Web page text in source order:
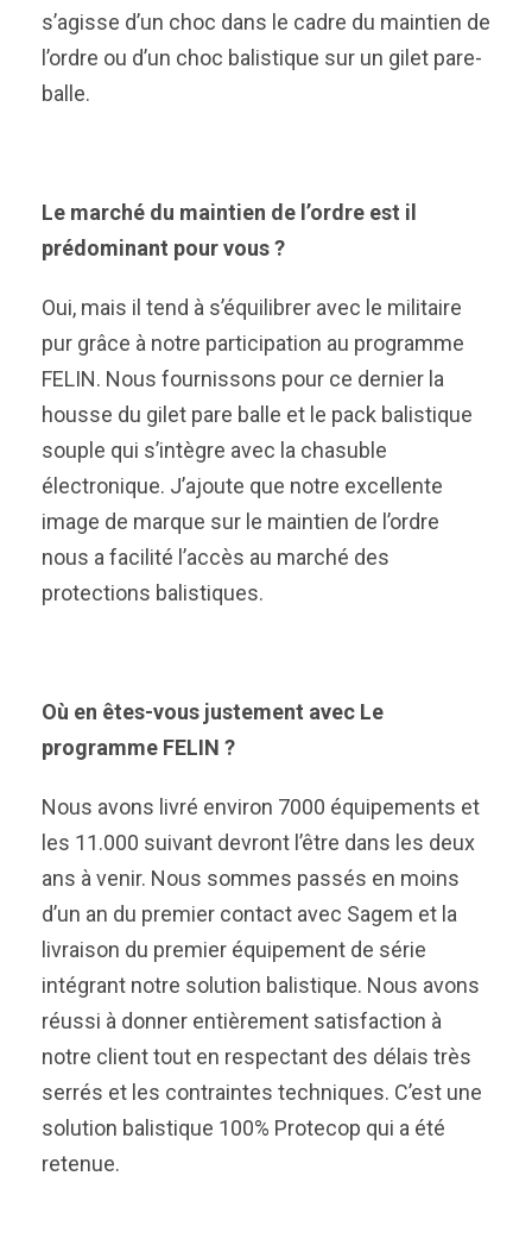
s’agisse d’un choc dans le cadre du maintien de
l’ordre ou d’un choc balistique sur un gilet pare-
balle.
Le marché du maintien de l’ordre est il
prédominant pour vous ?
Oui, mais il tend à s’équilibrer avec le militaire
pur grâce à notre participation au programme
FELIN. Nous fournissons pour ce dernier la
housse du gilet pare balle et le pack balistique
souple qui s’intègre avec la chasuble
électronique. J’ajoute que notre excellente
image de marque sur le maintien de l’ordre
nous a facilité l’accès au marché des
protections balistiques.
Où en êtes-vous justement avec Le
programme FELIN ?
Nous avons livré environ 7000 équipements et
les 11.000 suivant devront l’être dans les deux
ans à venir. Nous sommes passés en moins
d’un an du premier contact avec Sagem et la
livraison du premier équipement de série
intégrant notre solution balistique. Nous avons
réussi à donner entièrement satisfaction à
notre client tout en respectant des délais très
serrés et les contraintes techniques. C’est une
solution balistique 100% Protecop qui a été
retenue.